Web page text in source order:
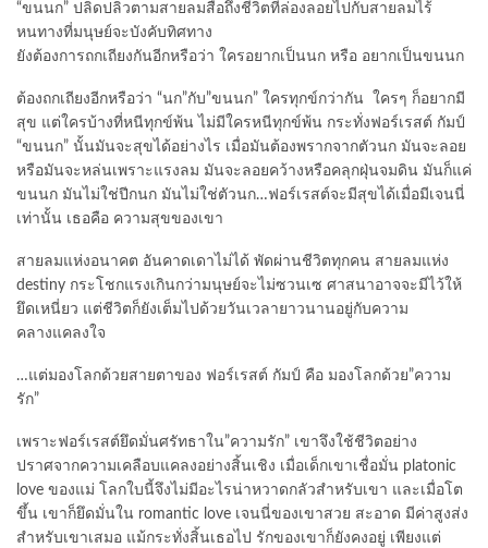
“ขนนก” ปลิดปลิวตามสายลมสื่อถึงชีวิตที่ล่องลอยไปกับสายลมไร้
หนทางที่มนุษย์จะบังคับทิศทาง
ยังต้องการถกเถียงกันอีกหรือว่า ใครอยากเป็นนก หรือ อยากเป็นขนนก
ต้องถกเถียงอีกหรือว่า “นก”กับ”ขนนก” ใครทุกข์กว่ากัน ใครๆ ก็อยากมี
สุข แต่ใครบ้างที่หนีทุกข์พ้น ไม่มีใครหนีทุกข์พ้น กระทั่งฟอร์เรสต์ กัมป์
“ขนนก” นั้นมันจะสุขได้อย่างไร เมื่อมันต้องพรากจากตัวนก มันจะลอย
หรือมันจะหล่นเพราะแรงลม มันจะลอยคว้างหรือคลุกฝุ่นจมดิน มันก็แค่
ขนนก มันไม่ใช่ปีกนก มันไม่ใช่ตัวนก…ฟอร์เรสต์จะมีสุขได้เมื่อมีเจนนี่
เท่านั้น เธอคือ ความสุขของเขา
สายลมแห่งอนาคต อันคาดเดาไม่ได้ พัดผ่านชีวิตทุกคน สายลมแห่ง
destiny กระโชกแรงเกินกว่ามนุษย์จะไม่ซวนเซ ศาสนาอาจจะมีไว้ให้
ยึดเหนี่ยว แต่ชีวิตก็ยังเต็มไปด้วยวันเวลายาวนานอยู่กับความ
คลางแคลงใจ
…แต่มองโลกด้วยสายตาของ ฟอร์เรสต์ กัมป์ คือ มองโลกด้วย”ความ
รัก”
เพราะฟอร์เรสต์ยึดมั่นศรัทธาใน”ความรัก” เขาจึงใช้ชีวิตอย่าง
ปราศจากความเคลือบแคลงอย่างสิ้นเชิง เมื่อเด็กเขาเชื่อมั่น platonic
love ของแม่ โลกใบนี้จึงไม่มีอะไรน่าหวาดกลัวสำหรับเขา และเมื่อโต
ขึ้น เขาก็ยึดมั่นใน romantic love เจนนี่ของเขาสวย สะอาด มีค่าสูงส่ง
สำหรับเขาเสมอ แม้กระทั่งสิ้นเธอไป รักของเขาก็ยังคงอยู่ เพียงแต่